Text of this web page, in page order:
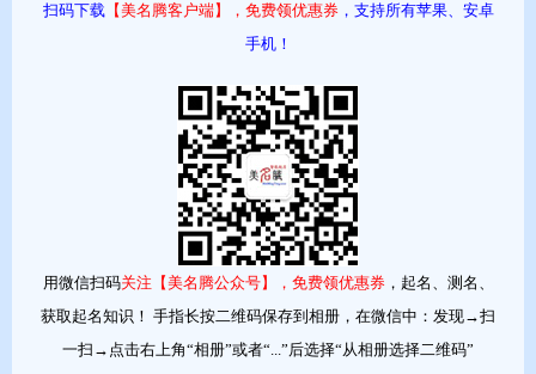
从概率上看，杭州爸妈取名时最喜欢用的字，
排名前10位的见上图。记者大概估算了一下，有近
三分之一爸妈能在其中找到自家娃的部分名字。
重名概率最高的10个名字(含并列，见上图)，钱
报记者相信，有很多小学新生将在9月遇见叫这些名
记者还发现，如今杭州家长取名喜欢借谐音，
带来奇妙的效果。
有霸气侧漏型的：城西一小学校的“谢祖隆
恩”小朋友(老师说，他还有个妹妹叫谢祖圣恩，还
扫码下载【美名腾客户端】，免费领优惠券，支持所有苹果、安卓
手机！
用微信扫码关注【美名腾公众号】，免费领优惠券，起名、测名、
获取起名知识！ 手指长按二维码保存到相册，在微信中：发现→扫
一扫→点击右上角“相册”或者“...”后选择“从相册选择二维码”